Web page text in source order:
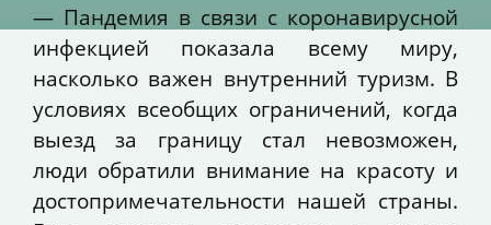
— Пандемия в связи с коронавирусной
инфекцией показала всему миру,
насколько важен внутренний туризм. В
условиях всеобщих ограничений, когда
выезд за границу стал невозможен,
люди обратили внимание на красоту и
достопримечательности нашей страны.